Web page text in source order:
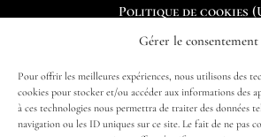
Gérer le consentement
Pour offrir les meilleures expériences, nous utilisons des
cookies pour stocker et/ou accéder aux informations des
à ces technologies nous permettra de traiter des données
navigation ou les ID uniques sur ce site. Le fait de ne pas
Politique de cookies
Trouver mon